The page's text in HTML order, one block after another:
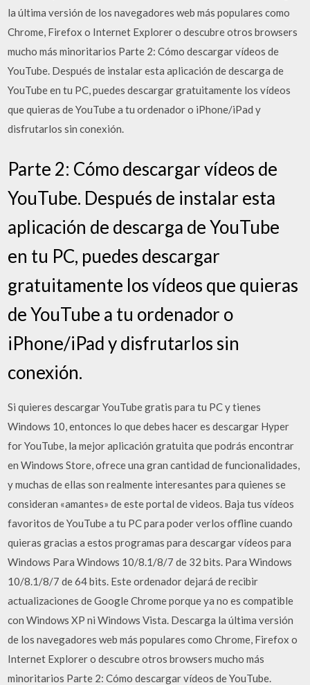
la última versión de los navegadores web más populares como
Chrome, Firefox o Internet Explorer o descubre otros browsers
mucho más minoritarios Parte 2: Cómo descargar vídeos de
YouTube. Después de instalar esta aplicación de descarga de
YouTube en tu PC, puedes descargar gratuitamente los vídeos
que quieras de YouTube a tu ordenador o iPhone/iPad y
disfrutarlos sin conexión.
Parte 2: Cómo descargar vídeos de
YouTube. Después de instalar esta
aplicación de descarga de YouTube
en tu PC, puedes descargar
gratuitamente los vídeos que quieras
de YouTube a tu ordenador o
iPhone/iPad y disfrutarlos sin
conexión.
Si quieres descargar YouTube gratis para tu PC y tienes
Windows 10, entonces lo que debes hacer es descargar Hyper
for YouTube, la mejor aplicación gratuita que podrás encontrar
en Windows Store, ofrece una gran cantidad de funcionalidades,
y muchas de ellas son realmente interesantes para quienes se
consideran «amantes» de este portal de videos. Baja tus vídeos
favoritos de YouTube a tu PC para poder verlos offline cuando
quieras gracias a estos programas para descargar vídeos para
Windows Para Windows 10/8.1/8/7 de 32 bits. Para Windows
10/8.1/8/7 de 64 bits. Este ordenador dejará de recibir
actualizaciones de Google Chrome porque ya no es compatible
con Windows XP ni Windows Vista. Descarga la última versión
de los navegadores web más populares como Chrome, Firefox o
Internet Explorer o descubre otros browsers mucho más
minoritarios Parte 2: Cómo descargar vídeos de YouTube.